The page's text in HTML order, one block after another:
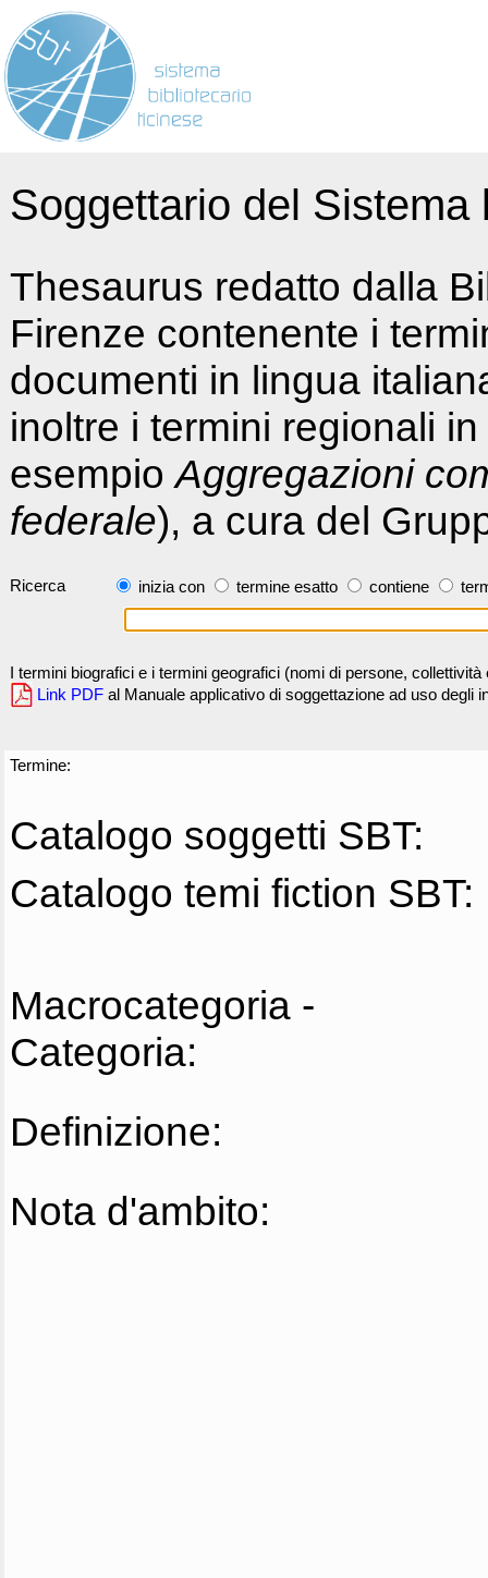
Soggettario del
Thesaurus redatto dalla
Firenze contenente i
documenti in lingua
inoltre i termini regionali
esempioAggregazioni
federale), a cura del
Ricerca inizia con termine esatto contiene
I termini biografici e i termini geografici (nomi di persone,
Link PDF al Manuale applicativo di soggettazione ad uso degli
Termine:
Catalogo soggetti SBT:
Catalogo temi fiction SBT:
Macrocategoria -
Categoria:
Definizione:
Nota d'ambito: